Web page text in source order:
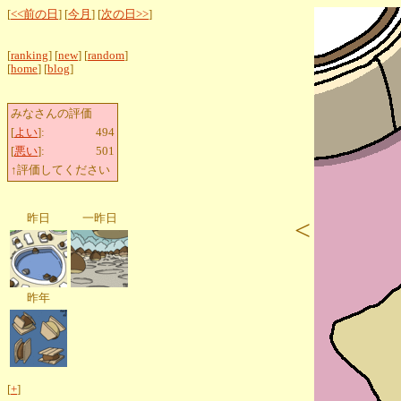
[<<前の日 ] [今月 ] [次の日>>]
[ranking] [new] [random]
[home] [blog]
みなさんの評価
[よい]:
494
[悪い]:
501
↑評価してください
昨日 一昨日
昨年
[+]
<